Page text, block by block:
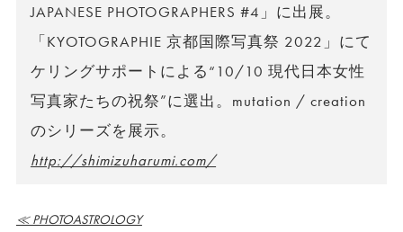
JAPANESE PHOTOGRAPHERS #4」に出展。
「KYOTOGRAPHIE 京都国際写真祭 2022」にて
ケリングサポートによる“10/10 現代日本女性
写真家たちの祝祭”に選出。mutation / creation
のシリーズを展示。
http://shimizuharumi.com/
≪ PHOTOASTROLOGY